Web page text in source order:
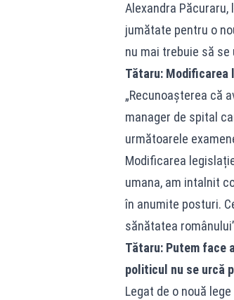
Alexandra
jumătate pentru o
nu mai trebuie să se
Tătaru: Modificarea
„Recunoașterea că
manager de spital
următoarele
Modificarea
umana, am intalnit
în anumite posturi.
sănătatea
Tătaru: Putem face
politicul nu se urcă
Legat de o nouă